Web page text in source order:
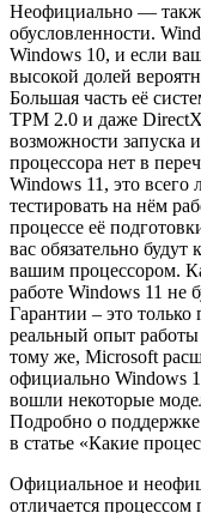
Неофициально —
обусловленности.
Windows 10, и если
высокой долей
Большая часть её
TPM 2.0 и даже
возможности запуска
процессора нет в
Windows 11, это всего
тестировать на нём
процессе её
вас обязательно
вашим процессором.
работе Windows 11 не
Гарантии – это только
реальный опыт
тому же, Microsoft
официально Windows
вошли некоторые
Подробно о
в статье «Какие
Официальное и
отличается